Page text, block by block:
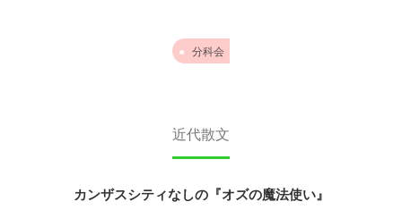
分科会
近代散文
カンザスシティなしの『オズの魔法使い』